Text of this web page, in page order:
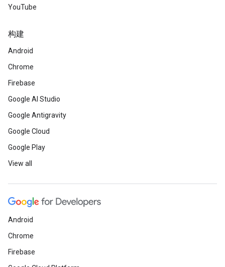
YouTube
构建
Android
Chrome
Firebase
Google AI Studio
Google Antigravity
Google Cloud
Google Play
View all
Android
Chrome
Firebase